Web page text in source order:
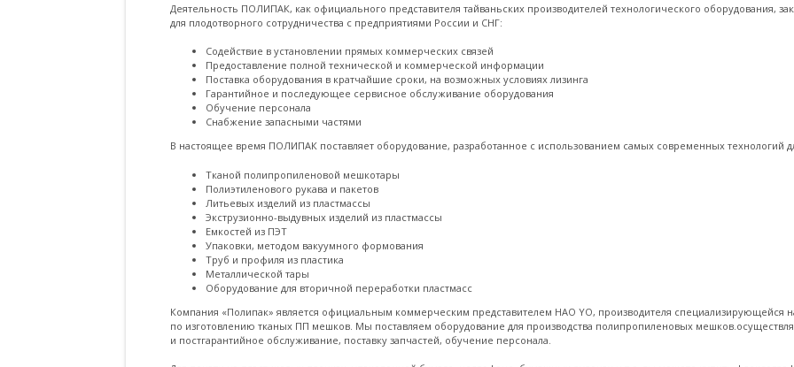
Деятельность ПОЛИПАК, как официального представителя тайваньских производителей технологического оборудования,
для плодотворного сотрудничества с предприятиями России и СНГ:
Содействие в установлении прямых коммерческих связей
Предоставление полной технической и коммерческой информации
Поставка оборудования в кратчайшие сроки, на возможных условиях лизинга
Гарантийное и последующее сервисное обслуживание оборудования
Обучение персонала
Снабжение запасными частями
В настоящее время ПОЛИПАК поставляет оборудование, разработанное с использованием самых современных технологий
Тканой полипропиленовой мешкотары
Полиэтиленового рукава и пакетов
Литьевых изделий из пластмассы
Экструзионно-выдувных изделий из пластмассы
Емкостей из ПЭТ
Упаковки, методом вакуумного формования
Труб и профиля из пластика
Металлической тары
Оборудование для вторичной переработки пластмасс
Компания «Полипак» является официальным коммерческим представителем HAO YO, производителя специализирующейся
по изготовлению тканых ПП мешков. Мы поставляем оборудование для производства полипропиленовых
и постгарантийное обслуживание, поставку запчастей, обучение персонала.